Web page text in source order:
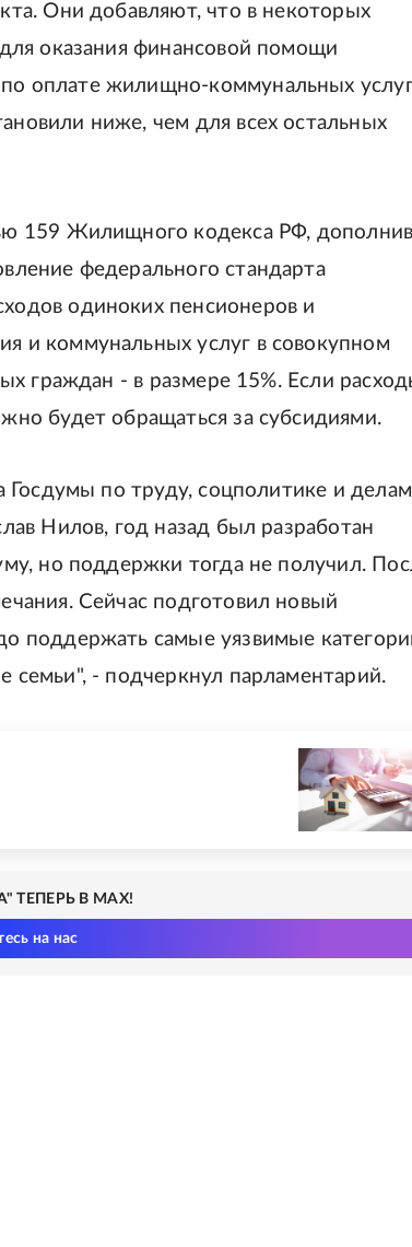
Они добавляют, что в некоторых
оказания финансовой помощи
оплате жилищно-коммунальных
ниже, чем для всех остальных
159 Жилищного кодекса РФ,
федерального стандарта
одиноких пенсионеров и
и коммунальных услуг в совокупном
граждан - в размере 15%. Если
будет обращаться за субсидиями.
Госдумы по труду, соцполитике и делам
Нилов, год назад был разработан
но поддержки тогда не получил.
Сейчас подготовил новый
поддержать самые уязвимые
семьи", - подчеркнул парламентарий.
ТЕПЕРЬ В MAX!
на нас